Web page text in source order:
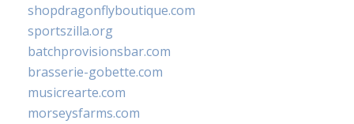
shopdragonflyboutique.com
sportszilla.org
batchprovisionsbar.com
brasserie-gobette.com
musicrearte.com
morseysfarms.com